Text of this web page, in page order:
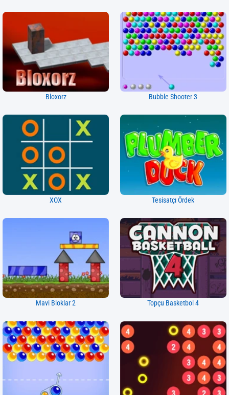
Bloxorz Bubble Shooter 3
XOX Tesisatçı Ördek
Mavi Bloklar 2 Topçu Basketbol 4